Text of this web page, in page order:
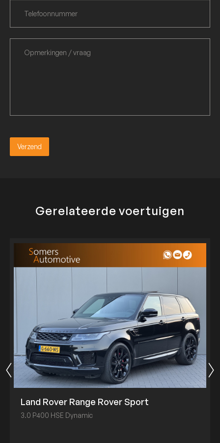
Verzend
Verzend
Gerelateerde voertuigen
Land Rover Range Rover Sport
3.0 P400 HSE Dynamic